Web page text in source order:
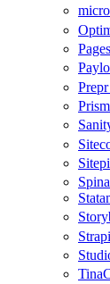
Strapi